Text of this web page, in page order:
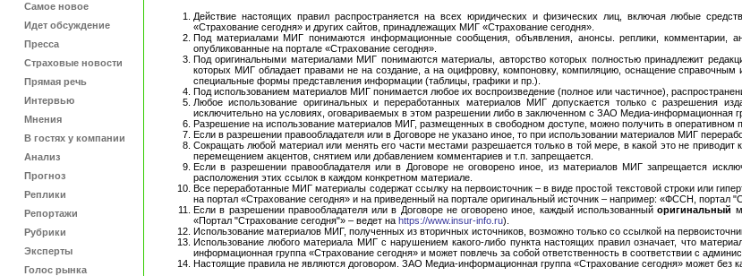
Самое новое
Идет обсуждение
Пресса
Страховые новости
Прямая речь
Интервью
Мнения
В гостях у компании
Анализ
Прогноз
Реплики
Репортажи
Рубрики
Эксперты
Голос рынка
Действие настоящих правил распространяется на всех юридических и физических лиц, включая любые
«Страхование сегодня» и других сайтов, принадлежащих МИГ «Страхование сегодня».
Под материалами МИГ понимаются информационные сообщения, объявления, анонсы. реплики, комментарии,
опубликованные на портале «Страхование сегодня».
Под оригинальными материалами МИГ понимаются материалы, авторство которых полностью принадлежит
которых МИГ обладает правами не на создание, а на оцифровку, компоновку, компиляцию, оснащение справочным
специальные формы представления информации (таблицы, графики и пр.).
Под использованием материалов МИГ понимается любое их воспроизведение (полное или частичное),
Любое использование оригинальных и переработанных материалов МИГ допускается только с разрешения
исключительно на условиях, оговариваемых в этом разрешении либо в заключенном с ЗАО Медиа-информационная
Разрешение на использование материалов МИГ, размещенных в свободном доступе, можно получить в оперативном
Если в разрешении правообладателя или в Договоре не указано иное, то при использовании материалов МИГ
Сокращать любой материал или менять его части местами разрешается только в той мере, в какой это не
перемещением акцентов, снятием или добавлением комментариев и т.п. запрещается.
Если в разрешении правообладателя или в Договоре не оговорено иное, из материалов МИГ запрещается
расположения этих ссылок в каждом конкретном материале.
Все переработанные МИГ материалы содержат ссылку на первоисточник – в виде простой текстовой строки или
на портал «Страхование сегодня» и на приведенный на портале оригинальный источник – например: «ФССН, портал
Если в разрешении правообладателя или в Договоре не оговорено иное, каждый использованныйоригинальный
«Портал "Страхование сегодня"» – ведет на https://www.insur-info.ru).
Использование материалов МИГ, полученных из вторичных источников, возможно только со ссылкой на
Использование любого материала МИГ с нарушением какого-либо пункта настоящих правил означает, что
информационная группа «Страхование сегодня» и может повлечь за собой ответственность в соответствии с
Настоящие правила не являются договором. ЗАО Медиа-информационная группа «Страхование сегодня» может без